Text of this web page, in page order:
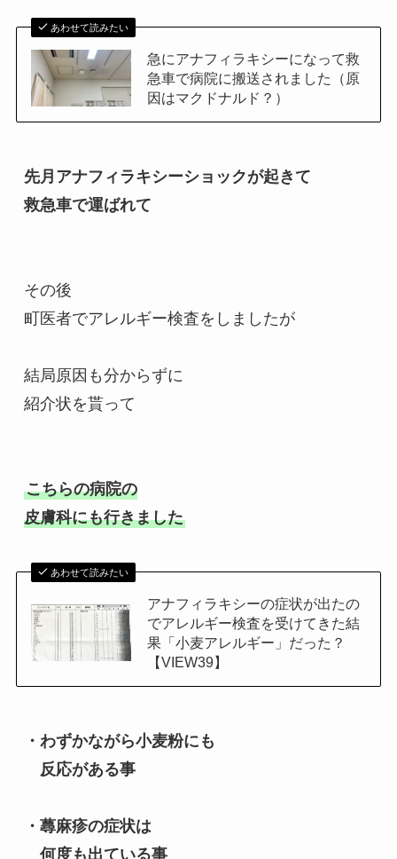
あわせて読みたい
急にアナフィラキシーになって救
急車で病院に搬送されました（原
因はマクドナルド？）
先月アナフィラキシーショックが起きて
救急車で運ばれて
その後
町医者でアレルギー検査をしましたが
結局原因も分からずに
紹介状を貰って
こちらの病院の
皮膚科にも行きました
あわせて読みたい
アナフィラキシーの症状が出たの
でアレルギー検査を受けてきた結
果「小麦アレルギー」だった？
【VIEW39】
・わずかながら小麦粉にも
反応がある事
・蕁麻疹の症状は
何度も出ている事